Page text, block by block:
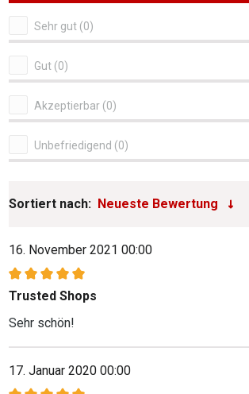
Sehr gut (0)
Gut (0)
Akzeptierbar (0)
Unbefriedigend (0)
Sortiert nach:
16. November 2021 00:00
Bewertung mit 5 von 5 Sternen
Trusted Shops
Sehr schön!
17. Januar 2020 00:00